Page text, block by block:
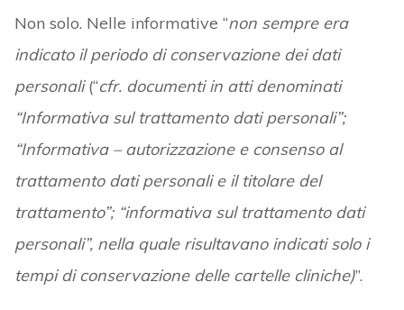
Non solo. Nelle informative “non sempre era
indicato il periodo di conservazione dei dati
personali(“cfr. documenti in atti denominati
“Informativa sul trattamento dati personali”;
“Informativa – autorizzazione e consenso al
trattamento dati personali e il titolare del
trattamento”; “informativa sul trattamento dati
personali”, nella quale risultavano indicati solo i
tempi di conservazione delle cartelle cliniche)”.